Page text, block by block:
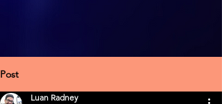
Post
Luan Radney